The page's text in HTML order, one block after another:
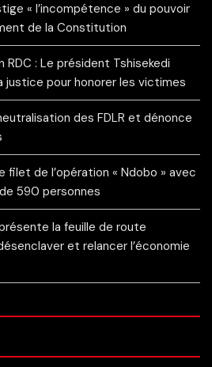
« l’incompétence » du pouvoir
de la Constitution
: Le président Tshisekedi
justice pour honorer les victimes
des FDLR et dénonce
filet de l’opération « Ndobo » avec
590 personnes
la feuille de route
et relancer l’économie